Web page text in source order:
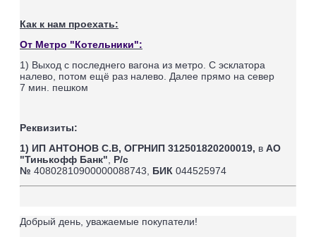
Как к нам проехать:
От Метро "Котельники":
1) Выход с последнего вагона из метро. С эсклатора
налево, потом ещё раз налево. Далее прямо на север
7 мин. пешком
Реквизиты:
1) ИП АНТОНОВ С.В, ОГРНИП 312501820200019, в АО
"Тинькофф Банк", Р/с
№ 40802810900000088743, БИК 044525974
Добрый день, уважаемые покупатели!